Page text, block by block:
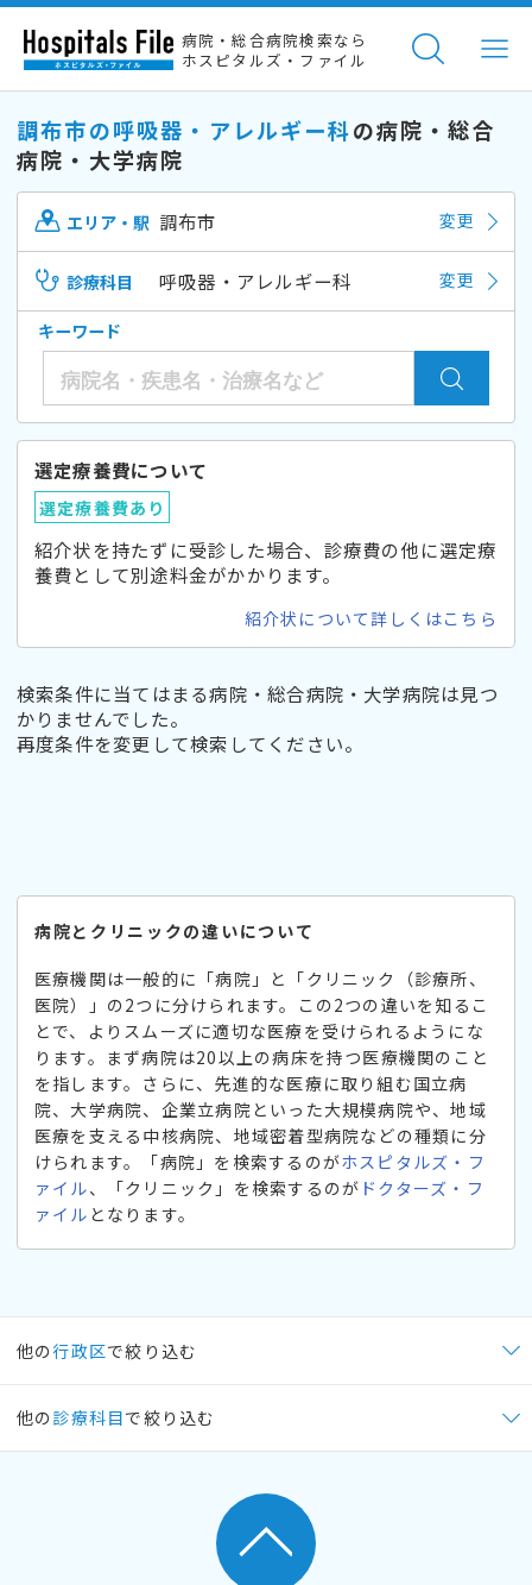
病院・総合病院検索なら
ホスピタルズ・ファイル
調布市の呼吸器・アレルギー科の病院・総合
病院・大学病院
エリア・駅 調布市 変更
診療科目 呼吸器・アレルギー科 変更
キーワード
選定療養費について
選定療養費あり
紹介状を持たずに受診した場合、診療費の他に選定療
養費として別途料金がかかります。
紹介状について詳しくはこちら
検索条件に当てはまる病院・総合病院・大学病院は見つ
かりませんでした。
再度条件を変更して検索してください。
病院とクリニックの違いについて
医療機関は一般的に「病院」と「クリニック（診療所、
医院）」の2つに分けられます。この2つの違いを知るこ
とで、よりスムーズに適切な医療を受けられるようにな
ります。まず病院は20以上の病床を持つ医療機関のこと
を指します。さらに、先進的な医療に取り組む国立病
院、大学病院、企業立病院といった大規模病院や、地域
医療を支える中核病院、地域密着型病院などの種類に分
けられます。「病院」を検索するのがホスピタルズ・フ
ァイル、「クリニック」を検索するのが ドクターズ・フ
ァイル となります。
他の行政区で絞り込む
他の 診療科目で絞り込む